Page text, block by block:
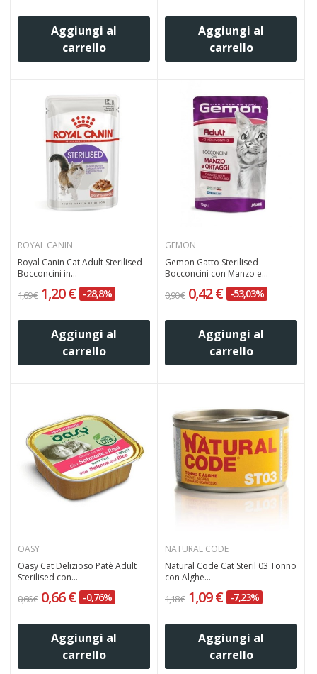
Aggiungi al
carrello
Aggiungi al
carrello
ROYAL CANIN
Royal Canin Cat Adult Sterilised
Bocconcini in...
1,69 € 1,20 € -28,8%
Aggiungi al
carrello
GEMON
Gemon Gatto Sterilised
Bocconcini con Manzo e...
0,90 € 0,42 € -53,03%
Aggiungi al
carrello
OASY
Oasy Cat Delizioso Patè Adult
Sterilised con...
0,66 € 0,66 € -0,76%
Aggiungi al
carrello
NATURAL CODE
Natural Code Cat Steril 03 Tonno
con Alghe...
1,18 € 1,09 € -7,23%
Aggiungi al
carrello